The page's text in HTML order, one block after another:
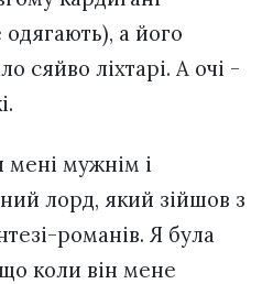
одягають), а його
сяйво ліхтарі. А очі -
мені мужнім і
лорд, який зійшов з
романів. Я була
коли він мене